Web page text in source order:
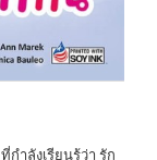
กำลังเรียนรู้ว่า รัก